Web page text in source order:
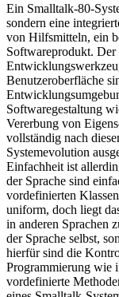
Ein Smalltalk-80-
sondern eine
von Hilfsmitteln, ein
Softwareprodukt. Der
Benutzeroberfläche
Softwaregestaltung
Vererbung von
vollständig nach
Systemevolution
Einfachheit ist
der Sprache sind
vordefinierten
uniform, doch liegt
in anderen Sprachen
der Sprache selbst,
hierfür sind die
Programmierung wie
vordefinierte